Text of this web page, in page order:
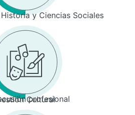
y Ciencias Sociales
profesional
Cultural